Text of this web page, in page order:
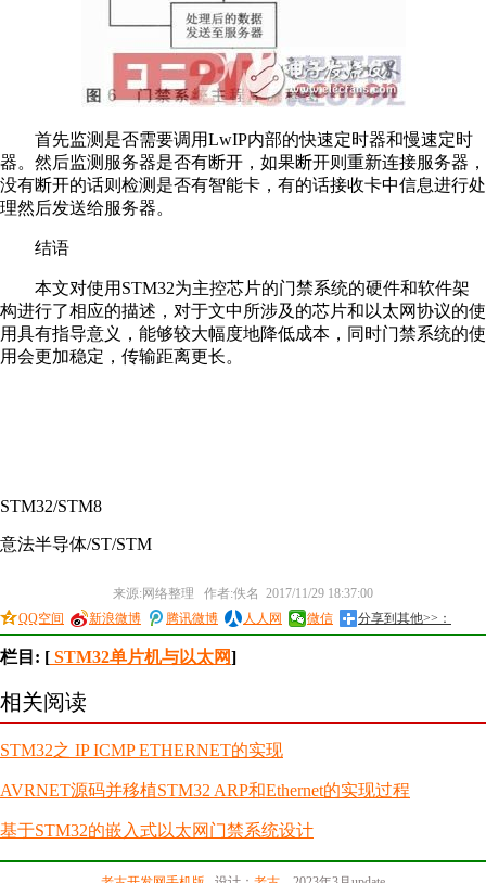
首先监测是否需要调用LwIP内部的快速定时器和慢速定时
器。然后监测服务器是否有断开，如果断开则重新连接服务器，
没有断开的话则检测是否有智能卡，有的话接收卡中信息进行处
理然后发送给服务器。
结语
本文对使用STM32为主控芯片的门禁系统的硬件和软件架
构进行了相应的描述，对于文中所涉及的芯片和以太网协议的使
用具有指导意义，能够较大幅度地降低成本，同时门禁系统的使
用会更加稳定，传输距离更长。
STM32/STM8
意法半导体/ST/STM
来源:网络整理 作者:佚名 2017/11/29 18:37:00
QQ空间
新浪微博 腾讯微博 人人网 微信 分享到其他>>：
栏目: [ STM32单片机与以太网]
相关阅读
STM32之 IP ICMP ETHERNET的实现
AVRNET源码并移植STM32 ARP和Ethernet的实现过程
基于STM32的嵌入式以太网门禁系统设计